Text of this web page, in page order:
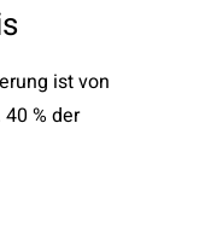
ist von
% der